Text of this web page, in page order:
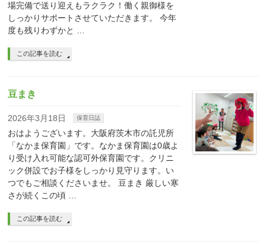
場完備で送り迎えもラクラク！働く親御様を
しっかりサポートさせていただきます。 今年
度も残りわずかと …
この記事を読む
豆まき
2026年3月18日 保育日誌
おはようございます。大阪府茨木市の託児所
「なかま保育園」です。なかま保育園は0歳よ
り受け入れ可能な認可外保育園です。クリニ
ック併設でお子様をしっかり見守ります。い
つでもご相談くださいませ。 豆まき 厳しい寒
さが続くこの頃 …
この記事を読む